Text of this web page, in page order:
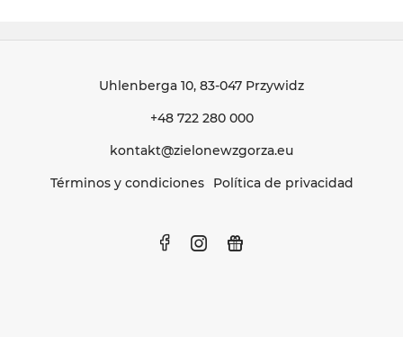
Uhlenberga 10, 83-047 Przywidz
+48 722 280 000
kontakt@zielonewzgorza.eu
Términos y condiciones
Política de privacidad